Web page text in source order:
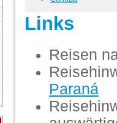
Links
Reisen
Paraná